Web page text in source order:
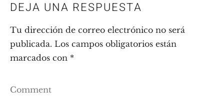
DEJA UNA RESPUESTA
Tu dirección de correo electrónico no será
publicada. Los campos obligatorios están
marcados con *
Comment